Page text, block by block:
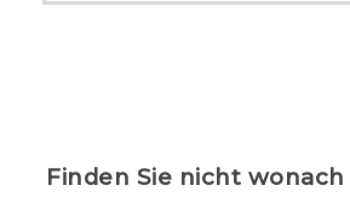
Finden Sie nicht wonach